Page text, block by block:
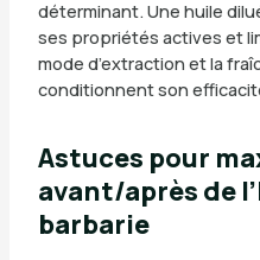
déterminant. Une huile
ses propriétés actives et
mode d’extraction et la
conditionnent son
Astuces pour
avant/après de
barbarie